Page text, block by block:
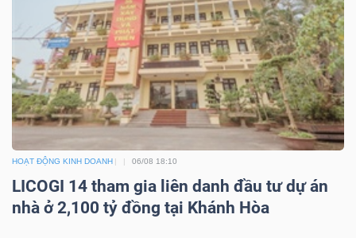
HOẠT ĐỘNG KINH DOANH 06/08 18:10
LICOGI 14 tham gia liên danh đầu tư dự án
nhà ở 2,100 tỷ đồng tại Khánh Hòa
THÔNG
TIỆN